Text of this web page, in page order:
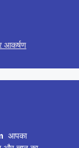
आकर्षण
आपका